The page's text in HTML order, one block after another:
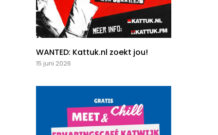
WANTED: Kattuk.nl zoekt jou!
15 juni 2026